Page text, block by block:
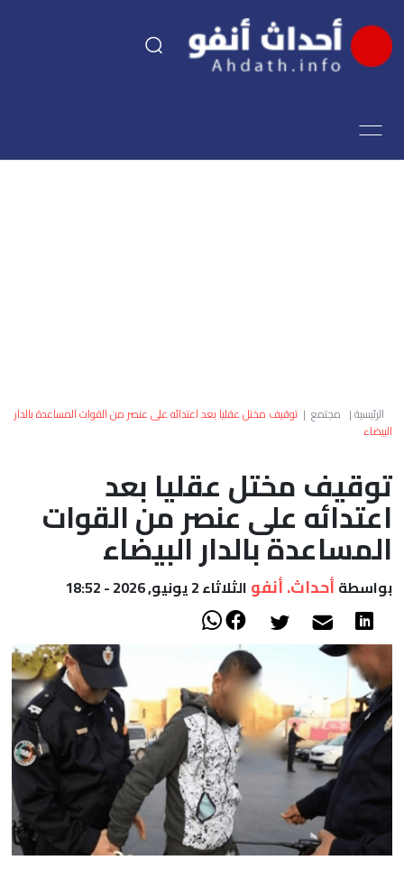
اقتصاد
العالم
الصحراء
الرئيسية| مجتمع | توقيف مختل عقليا بعد اعتدائه على عنصر من القوات المساعدة بالدار
البيضاء
توقيف مختل عقليا بعد
اعتدائه على عنصر من القوات
المساعدة بالدار البيضاء
بواسطة أحداث. أنفو الثلاثاء 2 يونيو, 2026 - 18:52